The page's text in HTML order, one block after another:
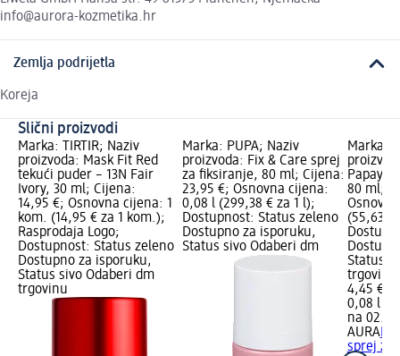
info@aurora-kozmetika.hr
Zemlja podrijetla
Koreja
Slični proizvodi
Marka: TIRTIR; Naziv
proizvoda: Mask Fit Red
tekući puder – 13N Fair
Ivory, 30 ml; Cijena:
14,95 €; Osnovna cijena: 1
kom. (14,95 € za 1 kom.);
Rasprodaja Logo;
Dostupnost: Status zeleno
Dostupno za isporuku,
Status sivo Odaberi dm
trgovinu
Marka: PUPA; Naziv
proizvoda: Fix & Care sprej
za fiksiranje, 80 ml; Cijena:
23,95 €; Osnovna cijena:
0,08 l (299,38 € za 1 l);
Dostupnost: Status zeleno
Dostupno za isporuku,
Status sivo Odaberi dm
Marka:
Papaya
80 ml;
(55,63 €
Status
trgovinu
4,45 €
0,08 l
na
AURAFix
sprej za